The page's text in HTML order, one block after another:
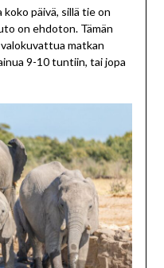
päivä, sillä tie on
on ehdoton. Tämän
matkan
9-10 tuntiin, tai jopa